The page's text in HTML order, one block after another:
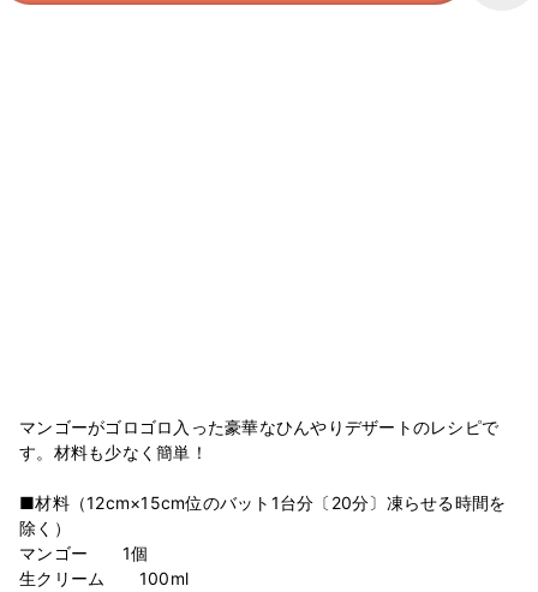
マンゴーがゴロゴロ入った豪華なひんやりデザートのレシピで
す。材料も少なく簡単！
■材料（12cm×15cm位のバット1台分〔20分〕凍らせる時間を
除く）
マンゴー 1個
生クリーム 100ml